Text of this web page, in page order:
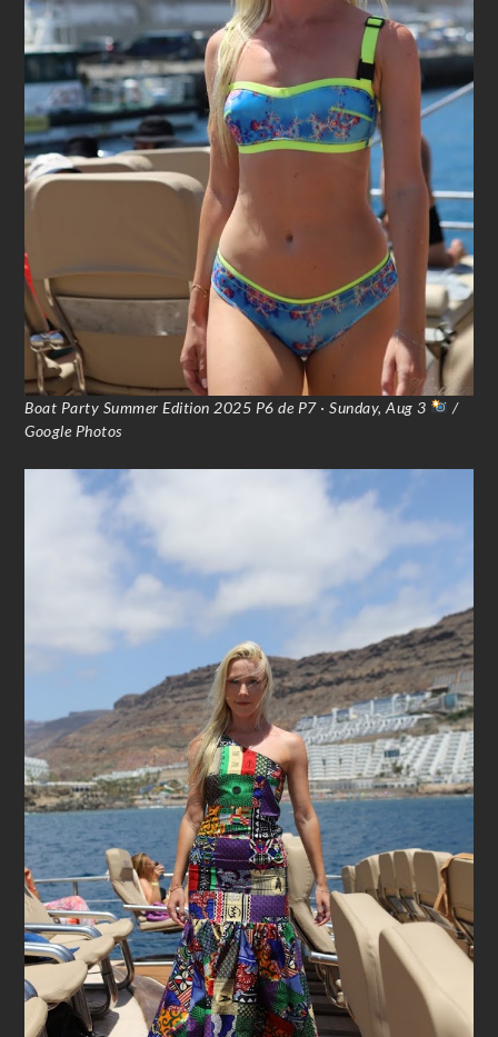
Boat Party Summer Edition 2025 P6 de P7 · Sunday, Aug 3
/
Google Photos